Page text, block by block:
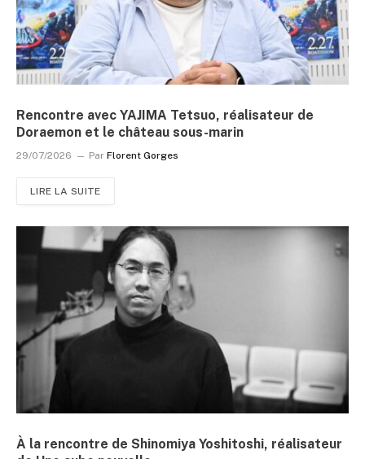
Rencontre avec YAJIMA Tetsuo, réalisateur de
Doraemon et le château sous-marin
29/07/2026 Par Florent Gorges
LIRE LA SUITE
À la rencontre de Shinomiya Yoshitoshi, réalisateur